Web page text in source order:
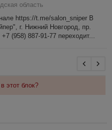
область
https://t.me/salon_sniper В
г. Нижний Новгород, пр.
(958) 887-91-77 переходит...
этот блок?